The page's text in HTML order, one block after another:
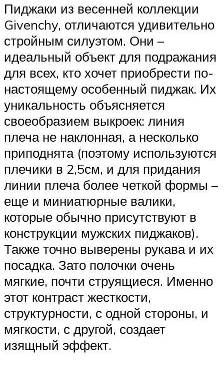
Пиджаки из весенней коллекции
Givenchy, отличаются удивительно
стройным силуэтом. Они –
идеальный объект для подражания
для всех, кто хочет приобрести по-
настоящему особенный пиджак. Их
уникальность объясняется
своеобразием выкроек: линия
плеча не наклонная, а несколько
приподнята (поэтому используются
плечики в 2,5см, и для придания
линии плеча более четкой формы –
еще и миниатюрные валики,
которые обычно присутствуют в
конструкции мужских пиджаков).
Также точно выверены рукава и их
посадка. Зато полочки очень
мягкие, почти струящиеся. Именно
этот контраст жесткости,
структурности, с одной стороны, и
мягкости, с другой, создает
изящный эффект.